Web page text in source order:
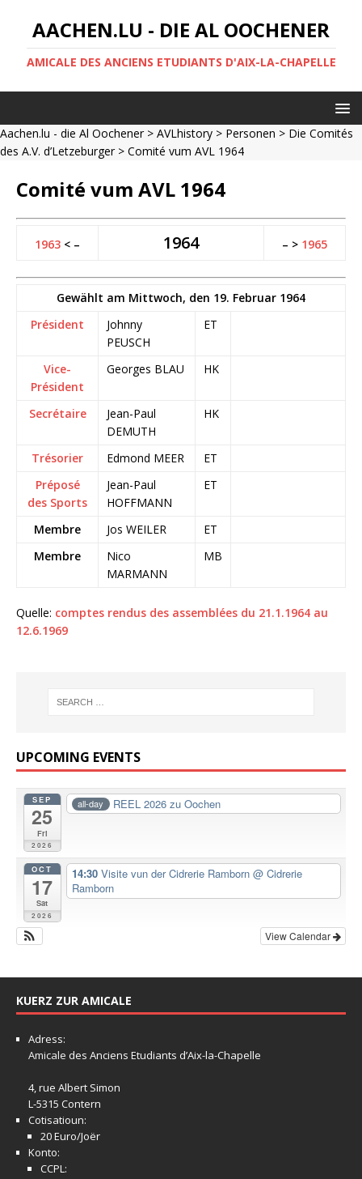
AACHEN.LU - DIE AL OOCHENER
AMICALE DES ANCIENS ETUDIANTS D'AIX-LA-CHAPELLE
Aachen.lu - die Al Oochener> AVLhistory > Personen > Die Comités
des A.V. d’Letzeburger> Comité vum AVL 1964
Comité vum AVL 1964
1963 < – 1964 – > 1965
Gewählt am Mittwoch, den 19. Februar 1964
Président
Johnny
PEUSCH
ET
Vice-
Président
Georges BLAU HK
Secrétaire
Jean-Paul
DEMUTH
HK
Trésorier Edmond MEER
ET
Préposé
des Sports
Jean-Paul
HOFFMANN
ET
Membre Jos WEILER
ET
Membre
Nico
MARMANN
MB
Quelle: comptes rendus des assemblées du 21.1.1964 au
12.6.1969
UPCOMING EVENTS
SEP
25
Fri
2026
all-day REEL 2026 zu Oochen
OCT
17
Sat
2026
14:30 Visite vun der Cidrerie Ramborn @ Cidrerie
Ramborn
View Calendar
KUERZ ZUR AMICALE
Adress:
Amicale des Anciens Etudiants d’Aix-la-Chapelle
4, rue Albert Simon
L-5315 Contern
Cotisatioun:
20 Euro/Joër
Konto:
CCPL: